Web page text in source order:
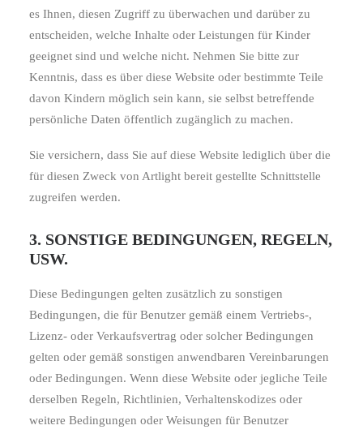
es Ihnen, diesen Zugriff zu überwachen und darüber zu
entscheiden, welche Inhalte oder Leistungen für Kinder
geeignet sind und welche nicht. Nehmen Sie bitte zur
Kenntnis, dass es über diese Website oder bestimmte Teile
davon Kindern möglich sein kann, sie selbst betreffende
persönliche Daten öffentlich zugänglich zu machen.
Sie versichern, dass Sie auf diese Website lediglich über die
für diesen Zweck von Artlight bereit gestellte Schnittstelle
zugreifen werden.
3. SONSTIGE BEDINGUNGEN, REGELN,
USW.
Diese Bedingungen gelten zusätzlich zu sonstigen
Bedingungen, die für Benutzer gemäß einem Vertriebs-,
Lizenz- oder Verkaufsvertrag oder solcher Bedingungen
gelten oder gemäß sonstigen anwendbaren Vereinbarungen
oder Bedingungen. Wenn diese Website oder jegliche Teile
derselben Regeln, Richtlinien, Verhaltenskodizes oder
weitere Bedingungen oder Weisungen für Benutzer